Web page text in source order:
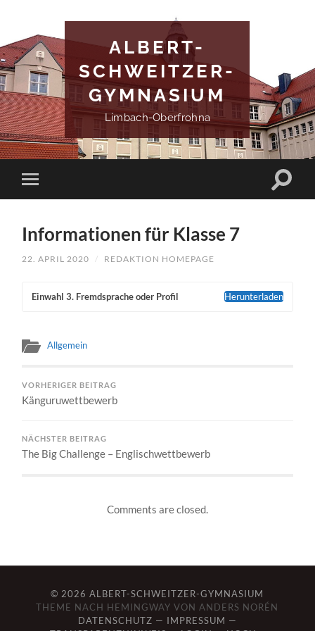
ALBERT-
SCHWEITZER-
GYMNASIUM
Limbach-Oberfrohna
Informationen für Klasse 7
22. APRIL 2020 / REDAKTION HOMEPAGE
Ein­wahl 3. Fremd­spra­che oder Pro­fil Her­un­ter­la­den
Allgemein
VORHERIGER BEITRAG
Känguruwettbewerb
NÄCHSTER BEITRAG
The Big Challenge – Englischwettbewerb
Comments are closed.
© 2026ALBERT-SCHWEITZER-GYMNASIUM
THEME NACH HEMINGWAY VON ANDERS NORÉN
DATENSCHUTZ — IMPRESSUM —